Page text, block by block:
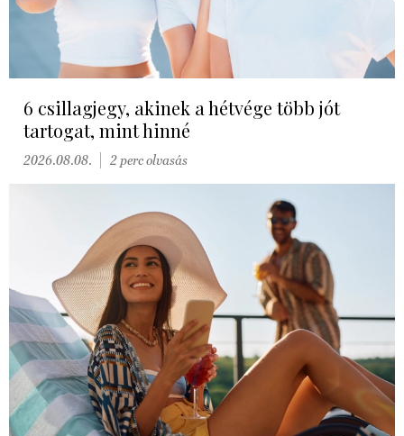
6 csillagjegy, akinek a hétvége több jót
tartogat, mint hinné
2026.08.08. 2 perc olvasás